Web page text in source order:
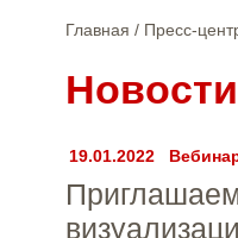
Главная / Пресс-
Новости
19.01.2022